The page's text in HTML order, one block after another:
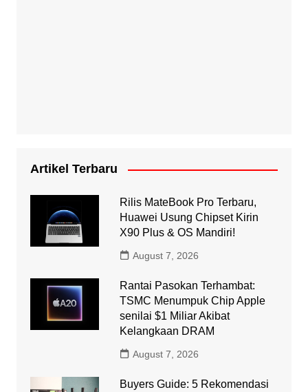
Artikel Terbaru
Rilis MateBook Pro Terbaru,
Huawei Usung Chipset Kirin
X90 Plus & OS Mandiri!
August 7, 2026
Rantai Pasokan Terhambat:
TSMC Menumpuk Chip Apple
senilai $1 Miliar Akibat
Kelangkaan DRAM
August 7, 2026
Buyers Guide: 5 Rekomendasi